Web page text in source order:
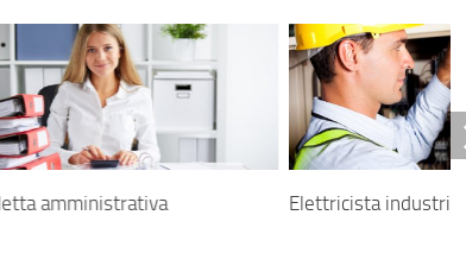
amministrativa Elettricista industriale